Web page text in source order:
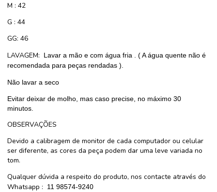
M : 42
G : 44
GG: 46
LAVAGEM:
Lavar a mão e com água fria . ( A água quente não é
recomendada para peças rendadas ).
Não lavar a seco
Evitar deixar de molho, mas caso precise, no máximo 30
minutos.
OBSERVAÇÕES
Devido a calibragem de monitor de cada computador ou celular
ser diferente, as cores da peça podem dar uma leve variada no
tom.
Qualquer dúvida a respeito do produto, nos contacte através do
Whatsapp :
11 98574-9240